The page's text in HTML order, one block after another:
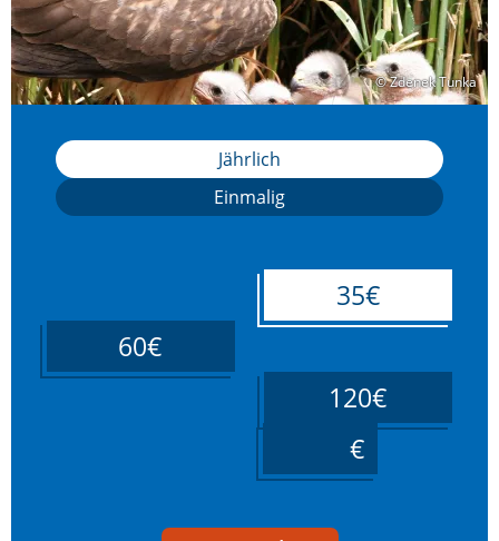
© Zdenek Tunka
© Zdenek Tunka
Jährlich
Einmalig
35€
60€
120€